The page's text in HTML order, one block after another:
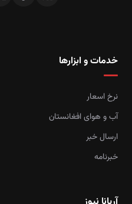
خدمات و ابزارها
نرخ اسعار
آب و هوای افغانستان
ارسال خبر
خبرنامه